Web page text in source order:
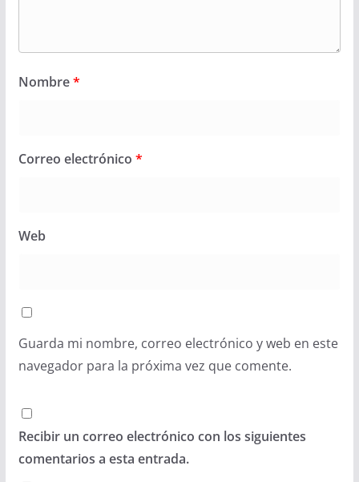
Nombre*
Correo electrónico *
Web
Guarda mi nombre, correo electrónico y web en este
navegador para la próxima vez que comente.
Recibir un correo electrónico con los siguientes
comentarios a esta entrada.